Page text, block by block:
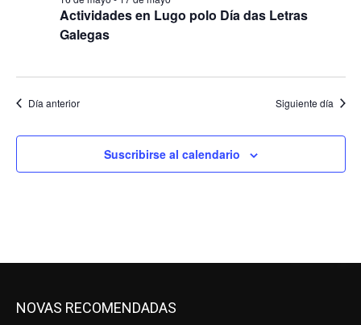
Actividades en Lugo polo Día das Letras
Galegas
Día anterior Siguiente día
Suscribirse al calendario
NOVAS RECOMENDADAS